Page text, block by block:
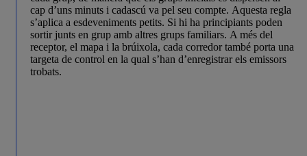
cap d’uns minuts i cadascú va pel seu compte. Aquesta regla
s’aplica a esdeveniments petits. Si hi ha principiants poden
sortir junts en grup amb altres grups familiars. A més del
receptor, el mapa i la brúixola, cada corredor també porta una
targeta de control en la qual s’han d’enregistrar els emissors
trobats.